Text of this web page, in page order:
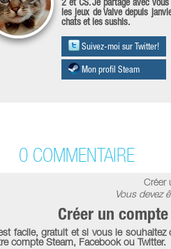
2 et CS. Je partage avec
les jeux de Valve depuis
chats et les sushis.
Suivez-moi sur Twitter!
Mon profil Steam
0 COMMENTAIRE
Créer
Vous devez
Créer un compte
facile, gratuit et si vous le souhaitez
compte Steam, Facebook ou Twitter.